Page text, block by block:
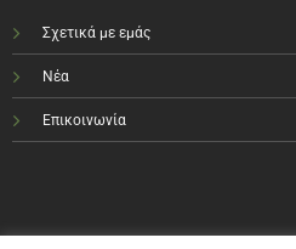
Σχετικά με εμάς
Νέα
Επικοινωνία